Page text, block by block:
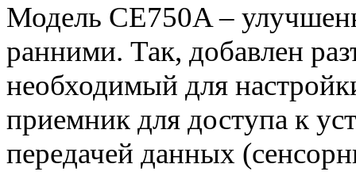
Модель CE750A –
ранними. Так, добавлен
необходимый для
приемник для доступа к
передачей данных